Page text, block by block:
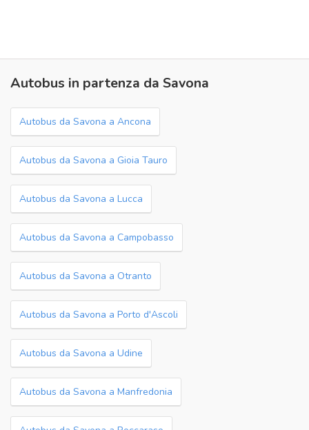
Autobus in partenza da Savona
Autobus da Savona a Ancona
Autobus da Savona a Gioia Tauro
Autobus da Savona a Lucca
Autobus da Savona a Campobasso
Autobus da Savona a Otranto
Autobus da Savona a Porto d'Ascoli
Autobus da Savona a Udine
Autobus da Savona a Manfredonia